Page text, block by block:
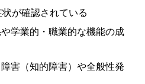
が確認されている
学業的・職業的な機能の成
害（知的障害）や全般性発